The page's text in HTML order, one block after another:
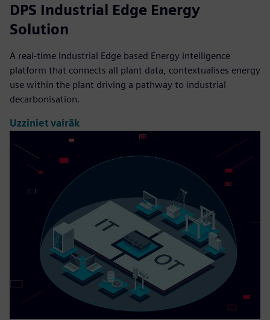
DPS Industrial Edge Energy
Solution
A real-time Industrial Edge based Energy intelligence
platform that connects all plant data, contextualises energy
use within the plant driving a pathway to industrial
decarbonisation.
Uzziniet vairāk